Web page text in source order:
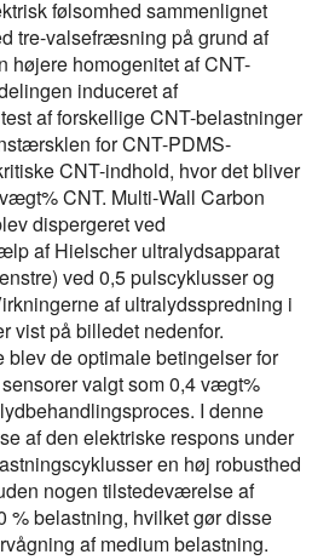
følsomhed sammenlignet
tre-valsefræsning på grund af
højere homogenitet af CNT-
induceret af
af forskellige CNT-belastninger
for CNT-PDMS-
CNT-indhold, hvor det bliver
CNT. Multi-Wall Carbon
dispergeret ved
af Hielscher ultralydsapparat
ved 0,5 pulscyklusser og
af ultralydsspredning i
vist på billedet nedenfor.
blev de optimale betingelser for
valgt som 0,4 vægt%
I denne
af den elektriske respons under
en høj robusthed
nogen tilstedeværelse af
% belastning, hvilket gør disse
af medium belastning.